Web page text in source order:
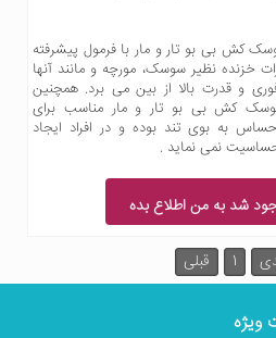
کش بی بو تار و مار با فرمول پیشرفته
خزنده نظیر سوسک، مورچه و مانند آنها
فوری و قدرت بالا از بین می برد. همچنین
کش بی بو تار و مار مناسب برای
به بوی تند بوده و در افراد ایجاد
نمی نماید .
شد به من اطلاع بده
قبلی 1
ویژه